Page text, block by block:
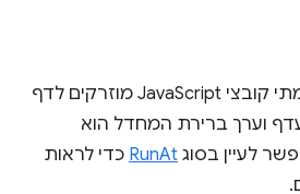
קובע מתי קובצי JavaScript מוזרקים לדף
וערך ברירת המחדל הוא
לעיין בסוג RunAt כדי לראות